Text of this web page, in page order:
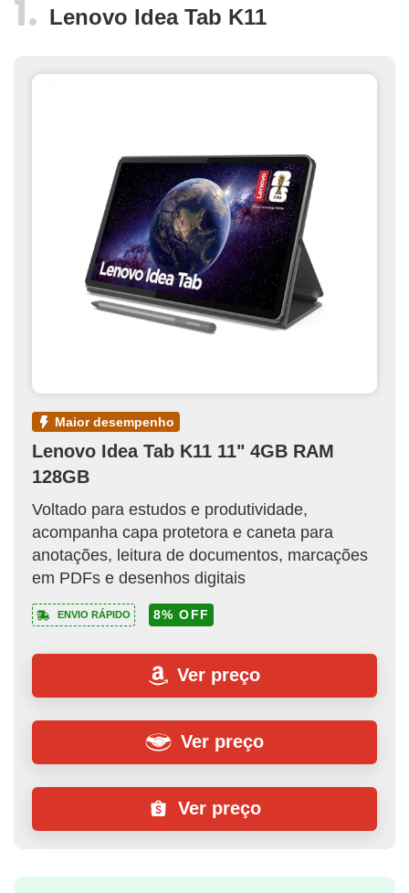
Lenovo Idea Tab K11
maior desempenho
Lenovo Idea Tab K11 11" 4GB RAM
128GB
Voltado para estudos e produtividade,
acompanha capa protetora e caneta para
anotações, leitura de documentos, marcações
em PDFs e desenhos digitais
ENVIO RÁPIDO 8% OFF
Ver preço
Ver preço
Ver preço